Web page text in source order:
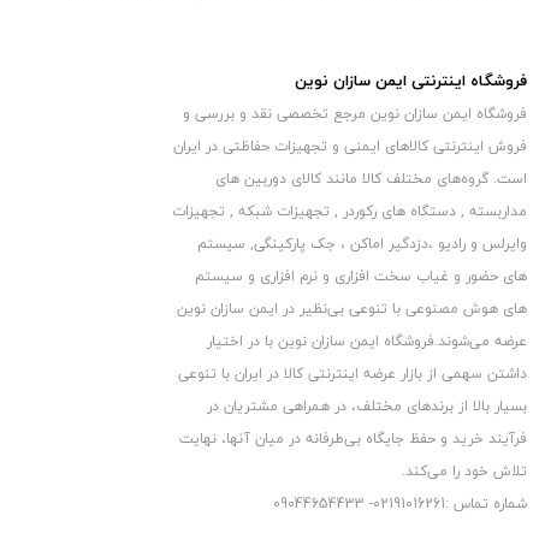
بدلیل استفاده از بیم لیزر خطی درمحیط های باز و درمجاورت عوامل
جوی بصورت دوره ای و مداوم باید عدسی بیم ها را ازلحاظ ظاهری و
فیزیکی بررسی کرد. لایه گرد و غبار نشسته روی بیم ها باید توسط
پارچه نم دار تمیز شوند. قبل ازپاک کردن عدسی ها و غبار روبی حتما
تغذیه سنسور ها ازمدار قطع شود و پس ازمراحل تمیز کاری حتما
اتصالات فیزیکی و سیم بندی ها چک شده و یک بار سیستم را مورد
آزمایش قرار دهید. با آمدن فصل سرما و برودت حتی الامکان هر چند
روز یکبار سعی شود ازیخ زدگی و پوشیده شدن سنسور ها درصورت
بارش برف جلوگیری شود. درصورت امکان توصیه میشود چشمهای
خطی را زیر سایبان و یا محافظ نصب کنید.
دلیل تشخیصندادنپرندگانتوسطچشم خطی
چشم های خطی دزدگیر اماکن باید به گونه ای نصب گردند که پرندگان
فروشگاه اینترنتی ایمن سازان نوین
فروشگاه ایمن سازان نوین مرجع تخصصی نقد و بررسی و
فروش اینترنتی کالاهای ایمنی و تجهیزات حفاظتی در ایران
است. گروه‏‏‌های مختلف کالا مانند کالای دوربین های
مداربسته , دستگاه های رکوردر , تجهیزات شبکه , تجهیزات
وایرلس و رادیو ،دزدگیر اماکن ، جک پارکینگی, سیستم
های حضور و غیاب سخت افزاری و نرم افزاری و سیستم
های هوش مصنوعی با تنوعی بی‌نظیر در ایمن سازان نوین
عرضه می‏‏‏‌شوند.فروشگاه ایمن سازان نوین با در اختیار
داشتن سهمی از بازار عرضه اینترنتی کالا در ایران با تنوعی
بسیار بالا از برندهای مختلف، در همراهی مشتریان در
فرآیند خرید و حفظ جایگاه بی‏‏‏‌طرفانه در میان آنها، نهایت
تلاش خود را می‌‏‏کند.
شماره تماس :02191016261- 09044654433